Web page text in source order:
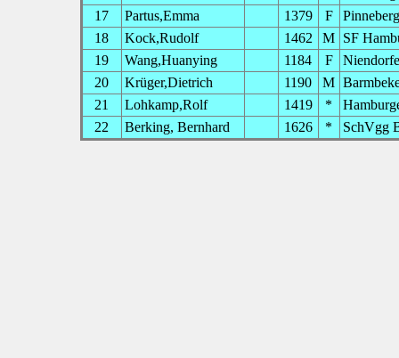
17
Partus,Emma 1379 F
18
Kock,Rudolf 1462 M SF
19
Wang,Huanying 1184 F
20
Krüger,Dietrich 1190 M
21
Lohkamp,Rolf 1419 *
22
Berking, Bernhard 1626 * SchVgg